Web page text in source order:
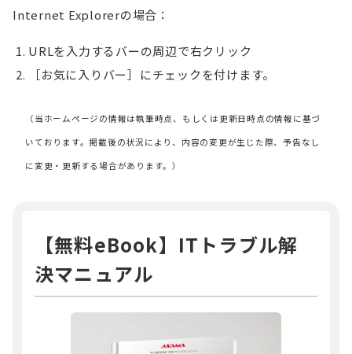
Internet Explorerの場合：
URLを入力するバーの周辺で右クリック
［お気に入りバー］にチェックを付けます。
（当ホームページの情報は執筆時点、もしくは更新日時点の情報に基づ
いております。掲載後の状況により、内容の変更が生じた際、予告なし
に変更・更新する場合があります。）
【無料eBook】ITトラブル解
決マニュアル